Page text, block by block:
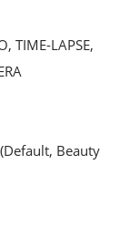
TIME-LAPSE,
Beauty